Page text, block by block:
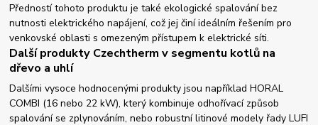
Předností tohoto produktu je také ekologické spalování bez
nutnosti elektrického napájení, což jej činí ideálním řešením pro
venkovské oblasti s omezeným přístupem k elektrické síti.
Další produkty Czechtherm v segmentu kotlů na
dřevo a uhlí
Dalšími vysoce hodnocenými produkty jsou například HORAL
COMBI (16 nebo 22 kW), který kombinuje odhořívací způsob
spalování se zplynováním, nebo robustní litinové modely řady LUFI